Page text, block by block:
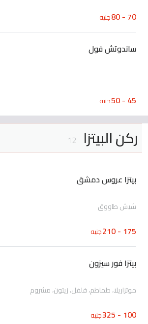
70 - 80 جنيه
ساندوتش فول
45 - 50 جنيه
ركن البيتزا 12
بيتزا عروس دمشق
شيش طاووق
175 - 210 جنيه
بيتزا فور سيزون
موتزاريلا، طماطم، فلفل، زيتون، مشروم
100 - 325 جنيه